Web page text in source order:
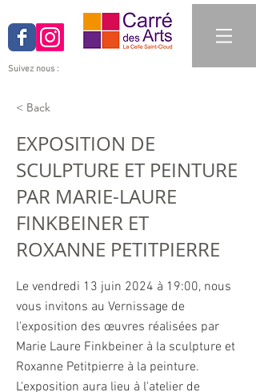
Suivez nous :
< Back
EXPOSITION DE
SCULPTURE ET PEINTURE
PAR MARIE-LAURE
FINKBEINER ET
ROXANNE PETITPIERRE
Le vendredi 13 juin 2024 à 19:00, nous
vous invitons au Vernissage de
l'exposition des œuvres réalisées par
Marie Laure Finkbeiner à la sculpture et
Roxanne Petitpierre à la peinture.
L'exposition aura lieu à l'atelier de